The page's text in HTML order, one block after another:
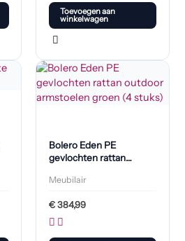
Toevoegen aan
winkelwagen
Bolero Eden PE
gevlochten rattan
groen (4 stuks)
Meubilair
€384,99